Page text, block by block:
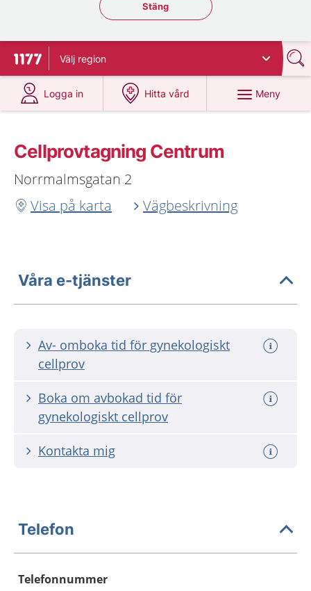
Stäng regionsväljaren
Stäng
Till startsidan för 1177
Välj region
Logga in
på 1177.se
Hitta vård
på 1177.se
Meny
Cellprovtagning Centrum
Norrmalmsgatan 2
Visa på karta
Vägbeskrivning
Våra e-tjänster
Av- omboka tid för gynekologiskt
cellprov
Boka om avbokad tid för
gynekologiskt cellprov
Kontakta mig
Telefon
Telefonnummer